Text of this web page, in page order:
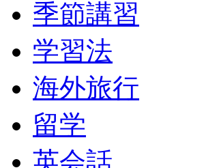
季節講習
学習法
海外旅行
留学
英会話